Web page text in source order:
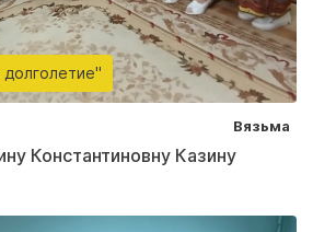
Вязьма
Константиновну Казину